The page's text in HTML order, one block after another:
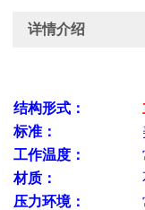
详情介绍
结构形式：
标准：
工作温度：
材质：
压力环境：